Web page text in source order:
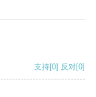
支持[0] 反对[0]